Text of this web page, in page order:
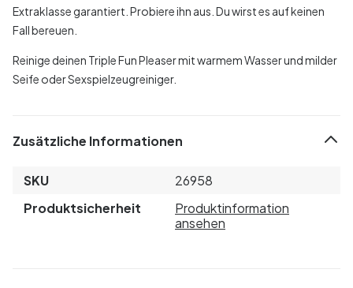
Extraklasse garantiert. Probiere ihn aus. Du wirst es auf keinen
Fall bereuen.
Reinige deinen Triple Fun Pleaser mit warmem Wasser und milder
Seife oder Sexspielzeugreiniger.
Zusätzliche Informationen
SKU
26958
Produktsicherheit
Produktinformation
ansehen